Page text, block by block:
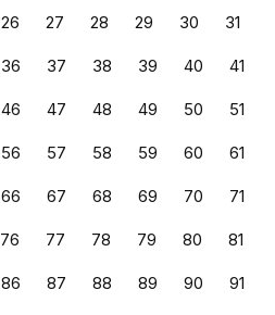
26 27 28 29 30 31
36 37 38 39 40 41
46 47 48 49 50 51
56 57 58 59 60 61
66 67 68 69 70 71
76 77 78 79 80 81
86 87 88 89 90 91